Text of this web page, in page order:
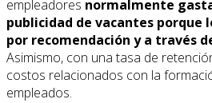
empleadores normalmente
publicidad de vacantes porque
por recomendación y a través
Asimismo, con una tasa de
costos relacionados con la
empleados.